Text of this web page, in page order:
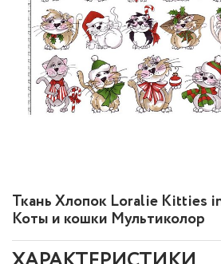
Ткань Хлопок Loralie Kitties
Коты и кошки Мультиколор